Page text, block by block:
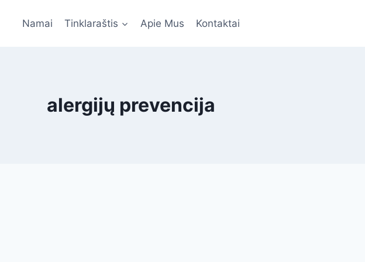
Namai Tinklaraštis Apie Mus Kontaktai
alergijų prevencija